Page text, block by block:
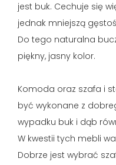
jest buk. Cechuje się
jednak mniejszą
Do tego naturalna
piękny, jasny kolor.
Komoda oraz szafa i
być wykonane z
wypadku buk i dąb
W kwestii tych mebli
Dobrze jest wybrać